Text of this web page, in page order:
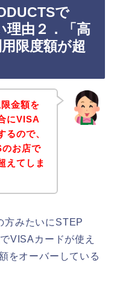
で
理由２．「高
限度額が超
金額を
にVISA
るので、
お店で
えてしま
方みたいにSTEP
VISAカードが使え
をオーバーしている